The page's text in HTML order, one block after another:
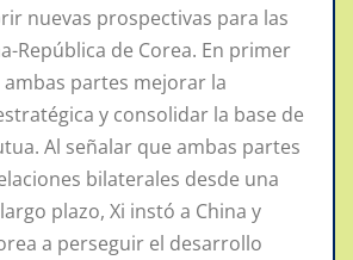
nuevas prospectivas para las
República de Corea. En primer
ambas partes mejorar la
y consolidar la base de
Al señalar que ambas partes
bilaterales desde una
plazo, Xi instó a China y
a perseguir el desarrollo